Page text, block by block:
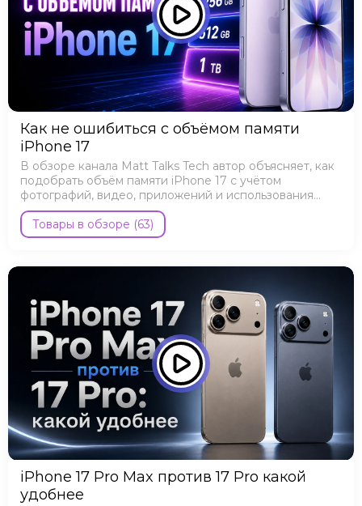
Как не ошибиться с объёмом памяти
iPhone 17
В обзоре канала Matt Talks Tech автор объясняет, как
подобрать объём памяти iPhone 17 с учётом
фотографий, видео, приложений и использования
iCloud.
Товары в обзоре (63)
iPhone 17 Pro Max против 17 Pro какой
удобнее